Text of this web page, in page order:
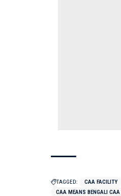
TAGGED:
CAA FACILITY
CAA MEANS BENGALI CAA